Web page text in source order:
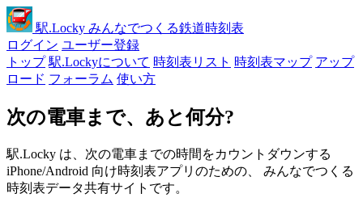
駅.Locky みんなでつくる鉄道時刻表
ログイン ユーザー登録
トップ 駅.Lockyについて 時刻表リスト 時刻表マップ アップ
ロード フォーラム 使い方
次の電車まで、あと何分?
駅.Locky は、次の電車までの時間をカウントダウンする
iPhone/Android 向け時刻表アプリのための、 みんなでつくる
時刻表データ共有サイトです。